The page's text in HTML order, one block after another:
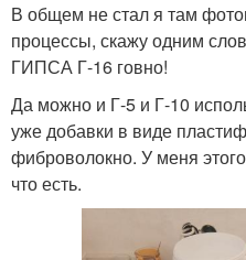
В общем не стал я там
процессы, скажу одним
ГИПСА Г-16 говно!
Да можно и Г-5 и Г-10
уже добавки в виде
фиброволокно. У меня
что есть.